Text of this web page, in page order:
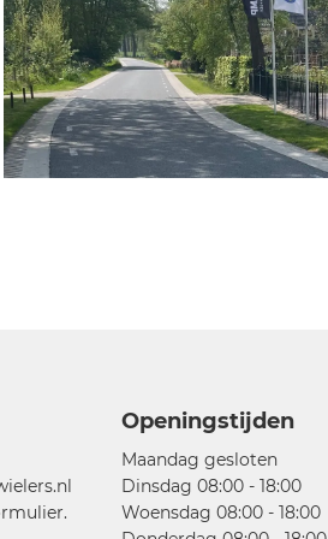
Openingstijden
Maandag gesloten
Dinsdag 08:00 - 18:00
Woensdag 08:00 - 18:00